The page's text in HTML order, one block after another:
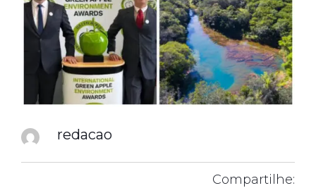
redacao
Compartilhe: